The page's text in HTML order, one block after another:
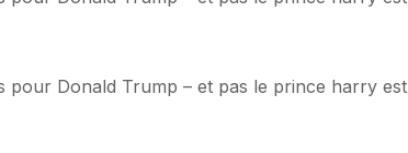
pour Donald Trump – et pas le prince harry est